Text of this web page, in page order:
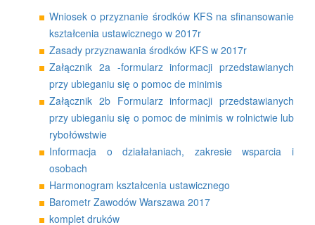
Wniosek o przyznanie środków KFS na sfinansowanie
kształcenia ustawicznego w 2017r
Zasady przyznawania środków KFS w 2017r
Załącznik 2a -formularz informacji przedstawianych
przy ubieganiu się o pomoc de minimis
Załącznik 2b Formularz informacji przedstawianych
przy ubieganiu się o pomoc de minimis w rolnictwie lub
rybołówstwie
Informacja o działałaniach, zakresie wsparcia i
osobach
Harmonogram kształcenia ustawicznego
Barometr Zawodów Warszawa 2017
komplet druków